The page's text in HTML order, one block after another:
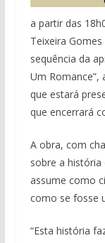
a partir das
Teixeira
sequência da
Um
que estará
que encerrará
A obra, com
sobre a
assume como
como se fosse
“Esta história